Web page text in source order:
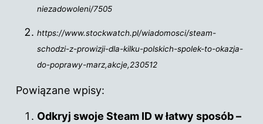
niezadowoleni/7505
https://www.stockwatch.pl/wiadomosci/steam-
schodzi-z-prowizji-dla-kilku-polskich-spolek-to-okazja-
do-poprawy-marz,akcje,230512
Powiązane wpisy:
Odkryj swoje Steam ID w łatwy sposób –